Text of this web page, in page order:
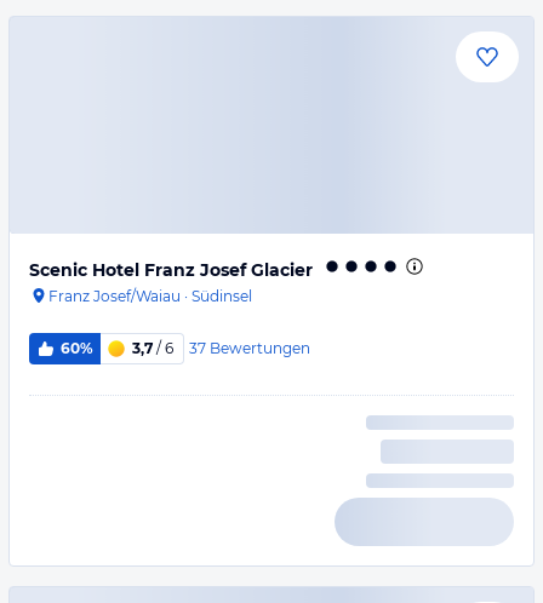
Scenic Hotel Franz Josef Glacier
Franz Josef/Waiau · Südinsel
60% 3,7 / 6 37 Bewertungen